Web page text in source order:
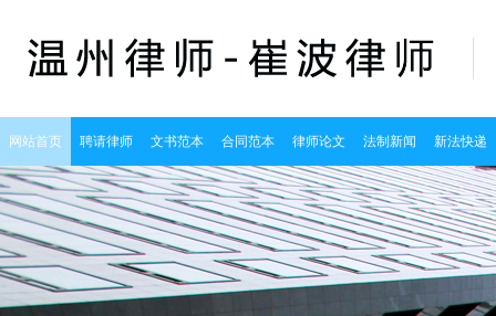
网站首页 聘请律师 文书范本 合同范本 律师论文 法制新闻 新法快递